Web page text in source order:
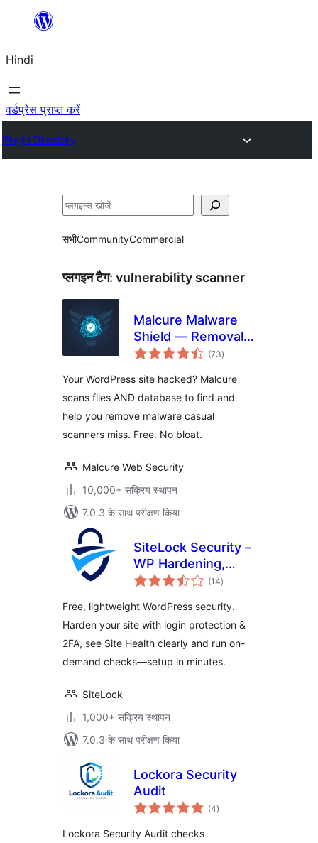
सामग्री
जाएं
Hindi
वर्डप्रेस प्राप्त करें
Plugin Directory
खोजें
सभीCommunityCommercial
प्लगइन टैग: vulnerability scanner
Malcure Malware
Shield — Removal,
Repair, Monitor
(73कुल
दर)
Your WordPress site hacked? Malcure
scans files AND database to find and
help you remove malware casual
scanners miss. Free. No bloat.
Malcure Web Security
10,000+ सक्रिय स्थापन
7.0.3 के साथ परीक्षण किया
SiteLock Security –
WP Hardening,
Login Security &
(14कुल
दर)
Free, lightweight WordPress security.
Harden your site with login protection &
2FA, see Site Health clearly and run on-
demand checks—setup in minutes.
SiteLock
1,000+ सक्रिय स्थापन
7.0.3 के साथ परीक्षण किया
Lockora Security
Audit
(4कुल
दर)
Lockora Security Audit checks